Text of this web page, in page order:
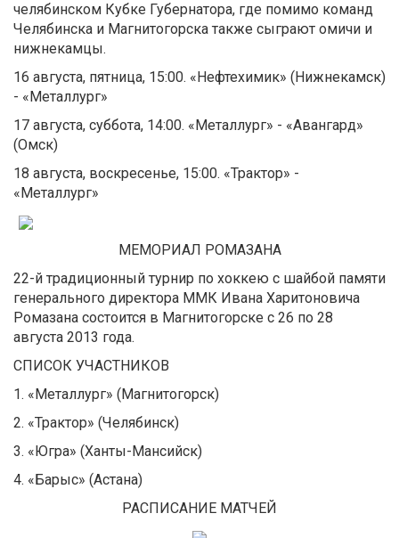
челябинском Кубке Губернатора, где помимо команд
Челябинска и Магнитогорска также сыграют омичи и
нижнекамцы.
16 августа, пятница, 15:00. «Нефтехимик» (Нижнекамск)
- «Металлург»
17 августа, суббота, 14:00. «Металлург» - «Авангард»
(Омск)
18 августа, воскресенье, 15:00. «Трактор» -
«Металлург»
МЕМОРИАЛ РОМАЗАНА
22-й традиционный турнир по хоккею с шайбой памяти
генерального директора ММК Ивана Харитоновича
Ромазана состоится в Магнитогорске с 26 по 28
августа 2013 года.
СПИСОК УЧАСТНИКОВ
1. «Металлург» (Магнитогорск)
2. «Трактор» (Челябинск)
3. «Югра» (Ханты-Мансийск)
4. «Барыс» (Астана)
РАСПИСАНИЕ МАТЧЕЙ